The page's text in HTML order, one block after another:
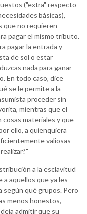
("extra" respecto
básicas),
que no requieren
pagar el mismo tributo.
pagar la entrada y
de sol o estar
nada para ganar
En todo caso, dice
se le permite a la
proceder sin
mientras que el
cosas materiales y que
ello, a quienquiera
valiosas
a la esclavitud
aquellos que ya les
según qué grupos. Pero
menos honestos,
admitir que su